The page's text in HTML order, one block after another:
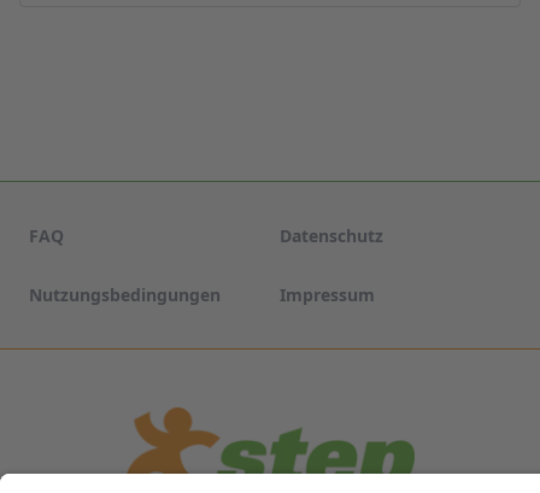
FAQ
Nutzungsbedingungen
Datenschutz
Impressum